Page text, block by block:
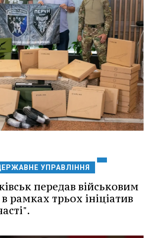
УПРАВЛІННЯ
передав військовим
рамках трьох ініціатив